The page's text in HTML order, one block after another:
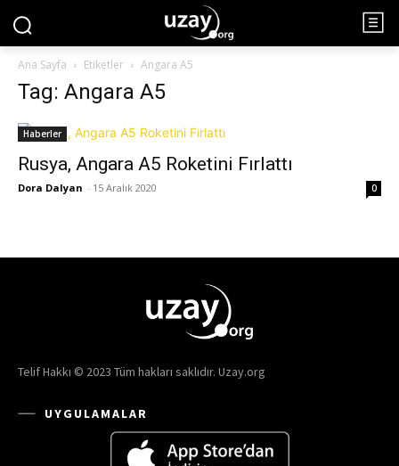
Ana Sayfa Etiketler Angara A5
Tag: Angara A5
Haberler
Rusya, Angara A5 Roketini Fırlattı
Dora Dalyan - 15 Aralık 2020 0
Telif Hakkı © 2023 Tüm hakları saklıdır. Uzay.org
UYGULAMALAR